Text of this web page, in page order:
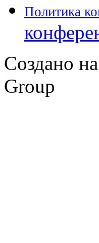
Политика
Создано
Group